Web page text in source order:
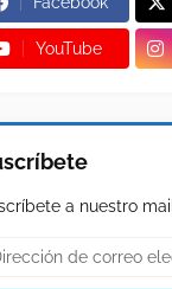
YouTube
a nuestro